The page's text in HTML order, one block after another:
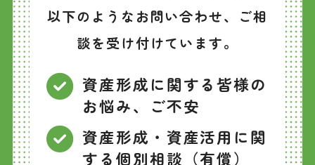
以下のようなお問い合わせ、ご相
談を受け付けています。
資産形成に関する皆様の
お悩み、ご不安
資産形成・資産活用に関
する個別相談（有償）